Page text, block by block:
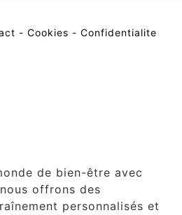
- Cookies - Confidentialite
de bien-être avec
offrons des
personnalisés et